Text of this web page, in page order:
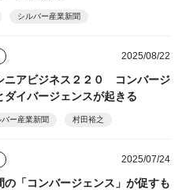
シルバー産業新聞
2025/08/22
ニアビジネス２２０ コンバージ
ダイバージェンスが起きる
バー産業新聞 村田裕之
2025/07/24
の「コンバージェンス」が促すも